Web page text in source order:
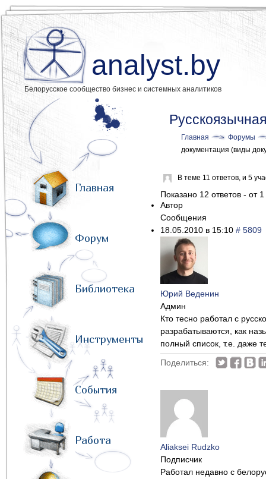
analyst.by
Белорусское сообщество бизнес и системных аналитиков
Главная
Форум
Библиотека
Инструменты
События
Работа
Главная
Форумы
документация (виды
В теме 11 ответов, и 5
Показано 12 ответов - от
Автор
Сообщения
18.05.2010 в 15:10 # 5809
Юрий Веденин
Админ
Кто тесно работал с
разрабатываются, как
полный список, т.е. даже
Поделиться:
Aliaksei Rudzko
Подписчик
Работал недавно с